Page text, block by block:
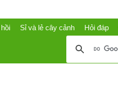
Sỉ và lẻ cây cảnh Hỏi đáp